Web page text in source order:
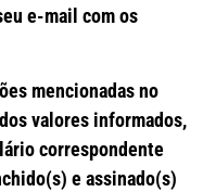
e-mail com os
mencionadas no
valores informados,
correspondente
e assinado(s)